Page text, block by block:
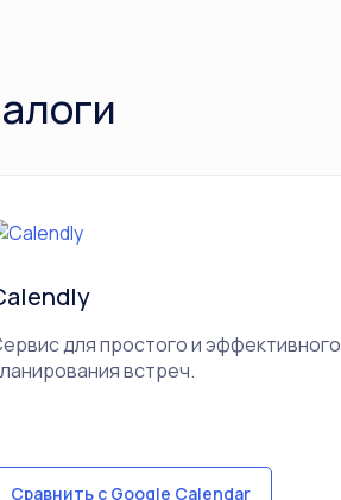
для простого и эффективного
встреч.
Сравнить с Google Calendar